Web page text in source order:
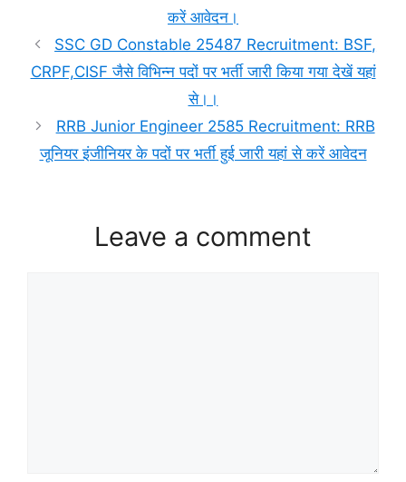
करें आवेदन।
SSC GD Constable 25487 Recruitment: BSF,
CRPF,CISF जैसे विभिन्न पदों पर भर्ती जारी किया गया देखें यहां
से।।
RRB Junior Engineer 2585 Recruitment: RRB
जूनियर इंजीनियर के पदों पर भर्ती हुई जारी यहां से करें आवेदन
Leave a comment